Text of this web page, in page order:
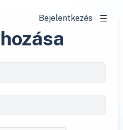
Bejelentkezés